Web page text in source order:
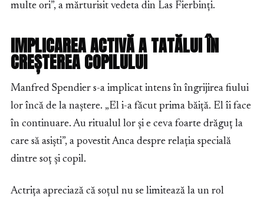
multe ori”, a mărturisit vedeta din Las Fierbinți.
IMPLICAREA ACTIVĂ A TATĂLUI ÎN
CREȘTEREA COPILULUI
Manfred Spendier s-a implicat intens în îngrijirea fiului
lor încă de la naștere. „El i-a făcut prima băiță. El îi face
în continuare. Au ritualul lor și e ceva foarte drăguț la
care să asiști”, a povestit Anca despre relația specială
dintre soț și copil.
Actrița apreciază că soțul nu se limitează la un rol